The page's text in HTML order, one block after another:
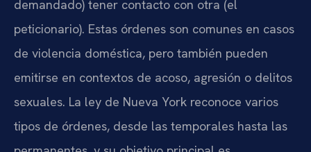
demandado) tener contacto con otra (el
peticionario). Estas órdenes son comunes en casos
de violencia doméstica, pero también pueden
emitirse en contextos de acoso, agresión o delitos
sexuales. La ley de Nueva York reconoce varios
tipos de órdenes, desde las temporales hasta las